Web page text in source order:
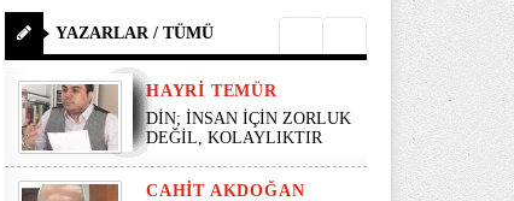
YAZARLAR / TÜMÜ
HAYRI TEMÜR
DİN; İNSAN İÇİN ZORLUK
DEĞİL, KOLAYLIKTIR
CAHIT AKDOĞAN